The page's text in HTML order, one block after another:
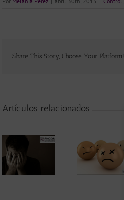
Share This Story, Choose Your Platform!
Artículos relacionados
emociones